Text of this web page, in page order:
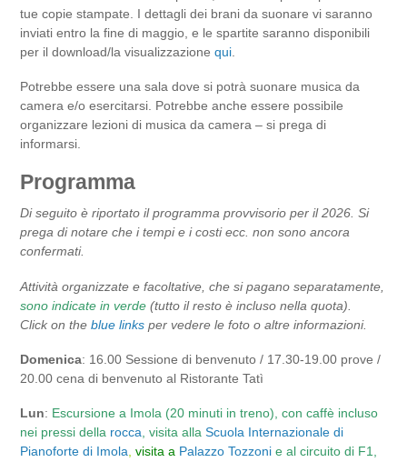
tue copie stampate. I dettagli dei brani da suonare vi saranno
inviati entro la fine di maggio, e le spartite saranno disponibili
per il download/la visualizzazionequi
Potrebbe essere una sala dove si potrà suonare musica da
camera e/o esercitarsi. Potrebbe anche essere possibile
organizzare lezioni di musica da camera – si prega di
informarsi.
Programma
Di seguito è riportato il programma provvisorio per il 2026. Si
prega di notare che i tempi e i costi ecc. non sono ancora
confermati.
Attività organizzate e facoltative, che si pagano separatamente,
sono indicate in verde (tutto il resto è incluso nella quota).
Click on theblue links per vedere le foto o altre informazioni.
Domenica: 16.00 Sessione di benvenuto / 17.30-19.00 prove /
20.00 cena di benvenuto al Ristorante Tatì
Lun: Escursione a Imola (20 minuti in treno), con caffè incluso
nei pressi della rocca, visita alla Scuola Internazionale di
Pianoforte di Imola,visita a Palazzo Tozzoni e al circuito di F1,